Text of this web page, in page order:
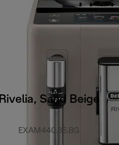
Rivelia, Sand Beige
EXAM440.35.BG